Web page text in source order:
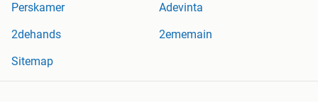
Perskamer
Adevinta
2dehands
2ememain
Sitemap